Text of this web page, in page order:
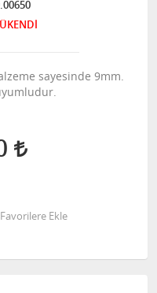
sayesinde 9mm.
Favorilere Ekle